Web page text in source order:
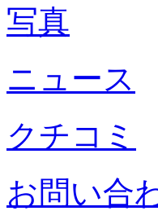
写真
ニュース
クチコミ
お問い合